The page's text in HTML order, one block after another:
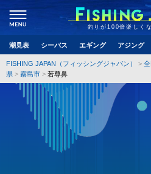
釣りが100倍楽しく
潮見表 シーバス エギング アジング
FISHING JAPAN（フィッシングジャパン）
県
霧島市 若尊鼻